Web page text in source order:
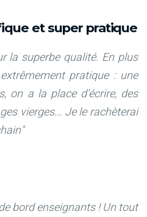
et super pratique
la superbe qualité. En plus
pratique : une
on a la place d'écrire, des
vierges... Je le rachèterai
bord enseignants ! Un tout